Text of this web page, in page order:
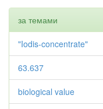
за темами
"Iodis-concentrate"
63.637
biological value